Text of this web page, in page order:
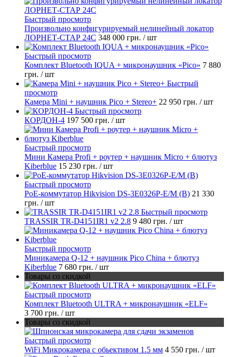
Быстрый просмотр
Произвольно конфигурируемый нелинейный локатор
ЛОРНЕТ-СТАР 24C 348 000 грн. / шт
Быстрый просмотр
Комплект Bluetooth IQUA + микронаушник «Pico» 7 880
грн. / шт
Быстрый
просмотр
Камера Mini + наушник Pico + Stereo+ 22 950 грн. / шт
Быстрый просмотр
КОРДОН-4 197 500 грн. / шт
Быстрый просмотр
Мини Камера Profi + роутер + наушник Micro + блютуз
Kiberblue 15 230 грн. / шт
Быстрый просмотр
PoE-коммутатор Hikvision DS-3E0326P-E/M (B) 21 330
грн. / шт
Быстрый просмотр
TRASSIR TR-D4151IR1 v2 2.8 9 480 грн. / шт
Быстрый просмотр
Миникамера Q-12 + наушник Pico China + блютуз
Kiberblue 7 680 грн. / шт
Товары со скидкой
Быстрый просмотр
Комплект Bluetooth ULTRA + микронаушник «ELF»
3 700 грн. / шт
Товары со скидкой
Быстрый просмотр
WiFi Микрокамера с обьективом 1.5 мм 4 550 грн. / шт